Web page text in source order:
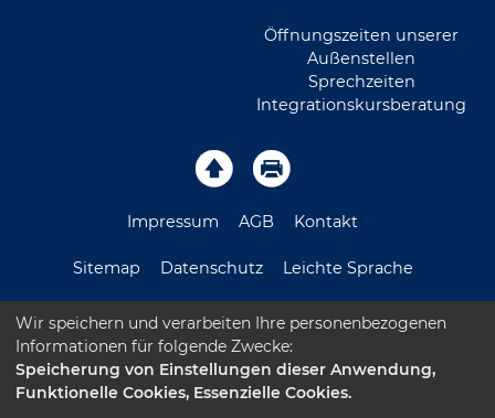
Öffnungszeiten unserer
Außenstellen
Sprechzeiten
Integrationskursberatung
Impressum AGB Kontakt
Sitemap Datenschutz Leichte Sprache
Barrierefreiheitserklärung
Wir speichern und verarbeiten Ihre personenbezogenen
Informationen für folgende Zwecke:
Speicherung von Einstellungen dieser Anwendung,
Funktionelle Cookies, Essenzielle Cookies.